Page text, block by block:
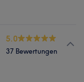
5.0
37 Bewertungen